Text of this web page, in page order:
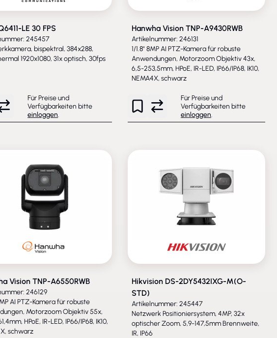
LE 30 FPS
245457
bispektral, 384x288,
1920x1080, 31x optisch, 30fps
Für Preise und
Verfügbarkeiten bitte
einloggen.
Hanwha Vision TNP-A9430RWB
Artikelnummer: 246131
1/1.8" 8MP AI PTZ-Kamera für robuste
Anwendungen, Motorzoom Objektiv 43x,
6,5-253,5mm, HPoE, IR-LED, IP66/IP68, IK10,
NEMA4X, schwarz
Für Preise und
Verfügbarkeiten bitte
einloggen.
Vision TNP-A6550RWB
246129
AI PTZ-Kamera für robuste
Motorzoom Objektiv 55x,
HPoE, IR-LED, IP66/IP68, IK10,
schwarz
Hikvision DS-2DY5432IXG-M(O-
STD)
Artikelnummer: 245447
Netzwerk Positioniersystem, 4MP, 32x
optischer Zoom, 5,9-147,5mm Brennweite,
IR, IP66